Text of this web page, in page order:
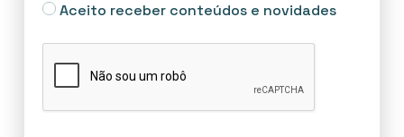
Aceito receber conteúdos e novidades